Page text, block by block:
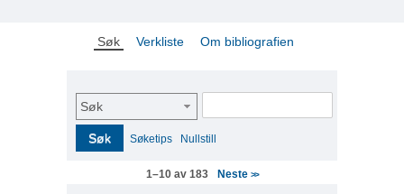
Søk Verkliste Om bibliografien
Søk
Søk Søketips Nullstill
1–10 av 183 Neste >>